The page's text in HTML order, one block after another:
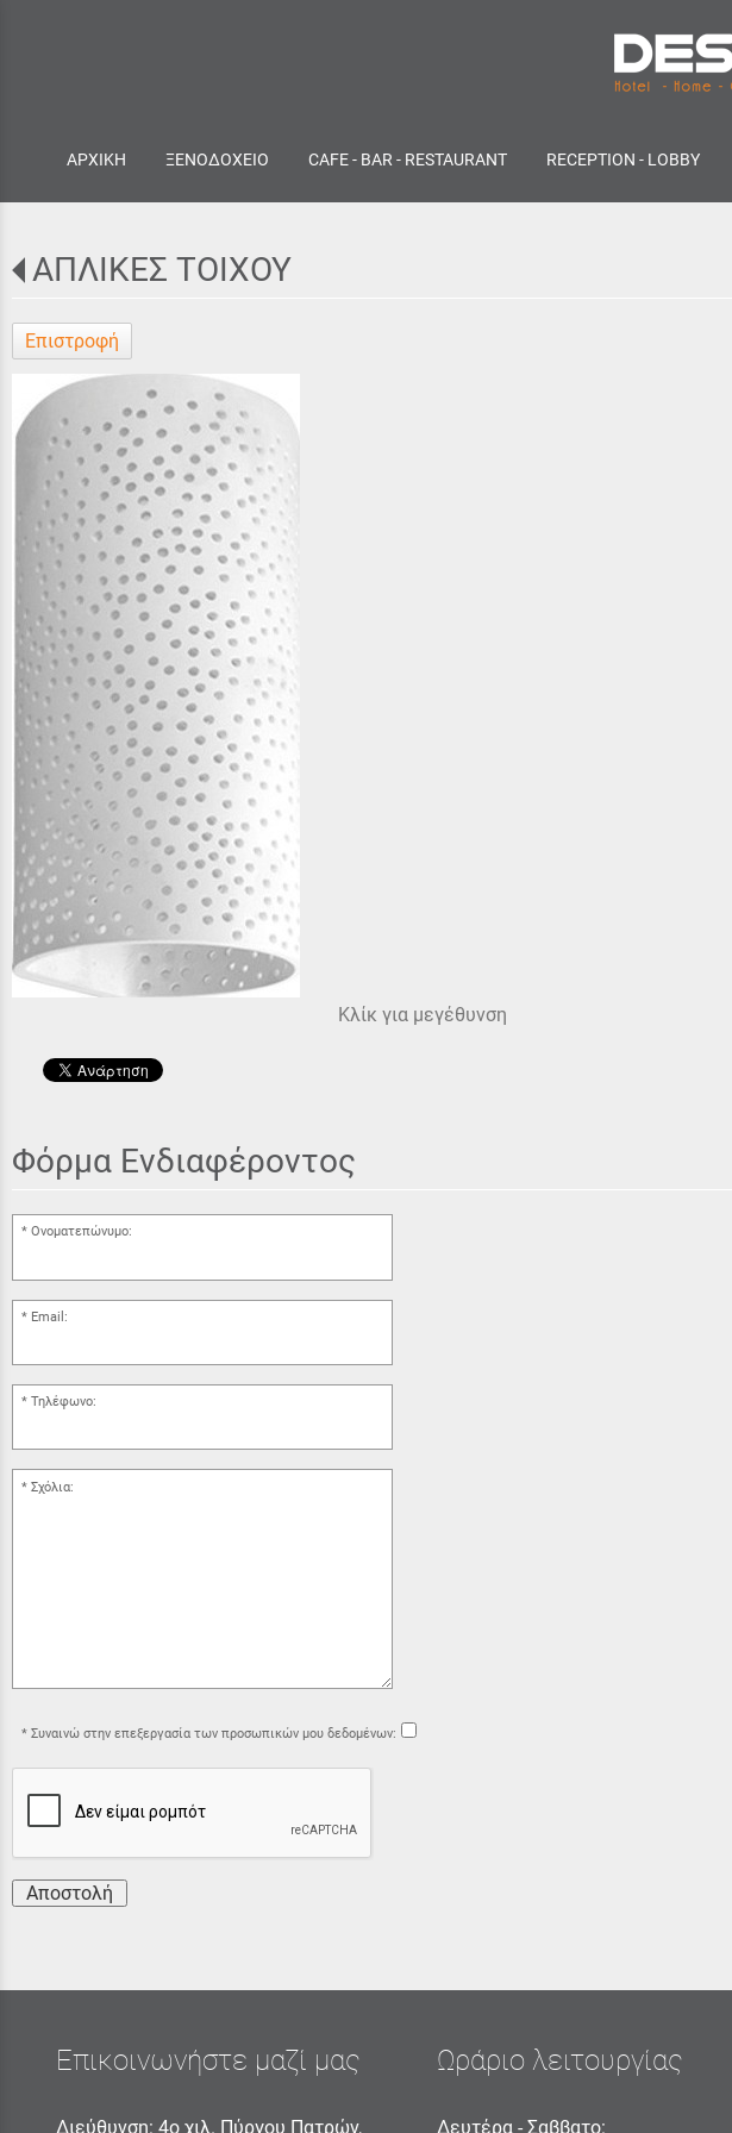
ΑΡΧΙΚΗ ΞΕΝΟΔΟΧΕΙΟ CAFE - BAR - RESTAURANT RECEPTION - LOBBY
ΑΠΛΙΚΕΣ ΤΟΙΧΟΥ
Επιστροφή
Κλίκ για μεγέθυνση
Φόρμα Ενδιαφέροντος
Ονοματεπώνυμο:
Email:
Τηλέφωνο:
Σχόλια:
Συναινώ στην επεξεργασία των προσωπικών μου δεδομένων:
Αποστολή
Επικοινωνήστε μαζί μας
Διεύθυνση: 4ο χιλ. Πύργου Πατρών,
Ωράριο λειτουργίας
Δευτέρα - Σαββατο: